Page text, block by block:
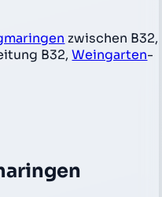
zwischen B32,
B32,Weingarten-